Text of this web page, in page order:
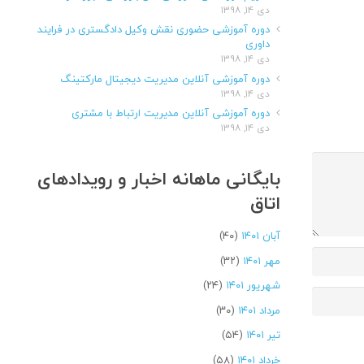
دی ۱۴, ۱۳۹۸
دوره آموزشی حضوری نقش وکیل دادگستری در فرایند
داوری
دی ۱۴, ۱۳۹۸
دوره آموزشی آنلاین مدیریت دیجیتال مارکتینگ
دی ۱۴, ۱۳۹۸
دوره آموزشی آنلاین مدیریت ارتباط با مشتری
دی ۱۴, ۱۳۹۸
بایگانی ماهانه اخبار و رویدادهای
اتاق
آبان ۱۴۰۱
(۴۰)
مهر ۱۴۰۱
(۳۲)
شهریور ۱۴۰۱
(۲۴)
مرداد ۱۴۰۱
(۳۰)
تیر ۱۴۰۱
(۵۴)
خرداد ۱۴۰۱
(۵۸)